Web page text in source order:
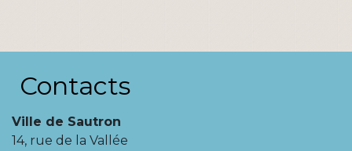
Contacts
Ville de Sautron
14, rue de la Vallée